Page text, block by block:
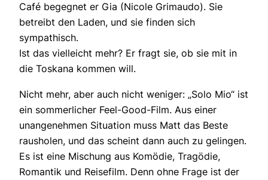
Café begegnet er Gia (Nicole Grimaudo). Sie
betreibt den Laden, und sie finden sich
sympathisch.
Ist das vielleicht mehr? Er fragt sie, ob sie mit in
die Toskana kommen will.
Nicht mehr, aber auch nicht weniger: „Solo Mio“ ist
ein sommerlicher Feel-Good-Film. Aus einer
unangenehmen Situation muss Matt das Beste
rausholen, und das scheint dann auch zu gelingen.
Es ist eine Mischung aus Komödie, Tragödie,
Romantik und Reisefilm. Denn ohne Frage ist der